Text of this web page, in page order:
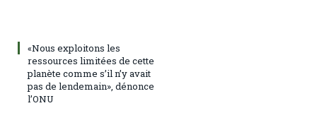
«Nous exploitons les
ressources limitées de cette
planète comme s’il n’y avait
pas de lendemain», dénonce
l’ONU